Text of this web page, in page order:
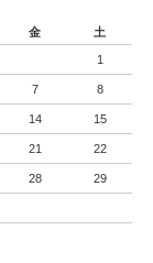
金 土
1
7 8
14 15
21 22
28 29